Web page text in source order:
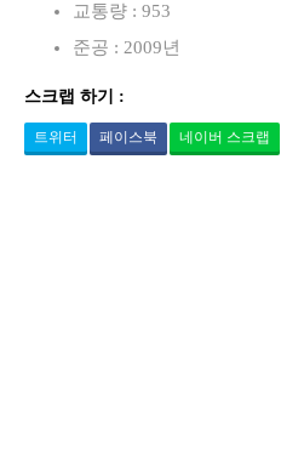
교통량 : 953
준공 : 2009년
스크랩 하기 :
트위터 페이스북 네이버 스크랩